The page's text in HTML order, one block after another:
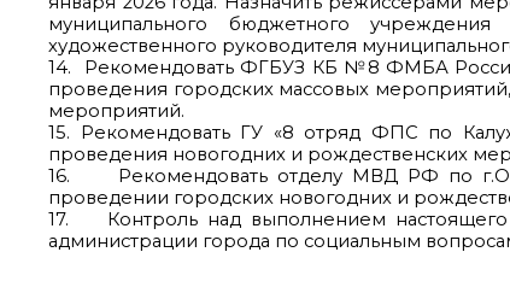
муниципального бюджетного
художественного руководителя
14. Рекомендовать ФГБУЗ КБ №8 ФМБА
проведения городских массовых
мероприятий.
15. Рекомендовать ГУ «8 отряд ФПС по
проведения новогодних и рождественских
16. Рекомендовать отделу МВД РФ по
проведении городских новогодних и
17. Контроль над выполнением настоящего
администрации города по социальным